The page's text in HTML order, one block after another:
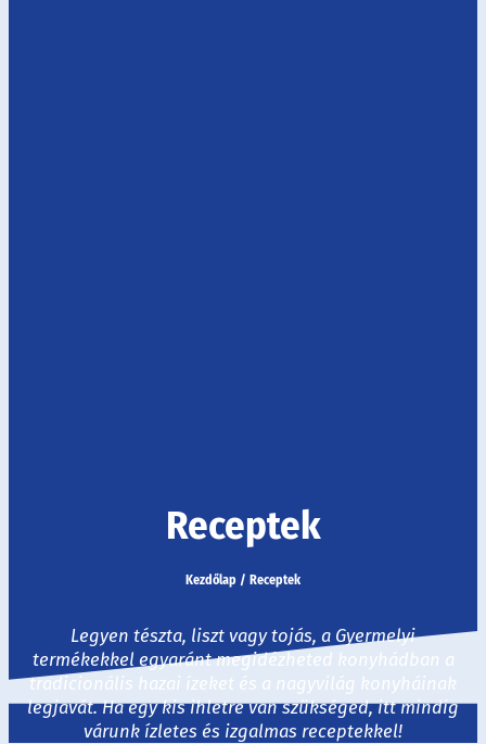
Receptek
Kezdőlap / Receptek
Legyen tészta, liszt vagy tojás, a Gyermelyi
termékekkel egyaránt megidézheted konyhádban a
tradicionális hazai ízeket és a nagyvilág konyháinak
legjavát. Ha egy kis ihletre van szükséged, itt mindig
várunk ízletes és izgalmas receptekkel!